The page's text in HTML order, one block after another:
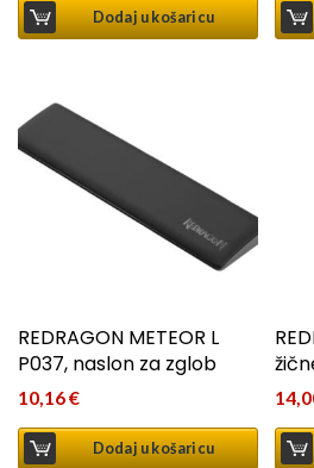
Dodaj u košaricu
REDRAGON METEOR L
P037, naslon za zglob
10,16€
Dodaj u košaricu